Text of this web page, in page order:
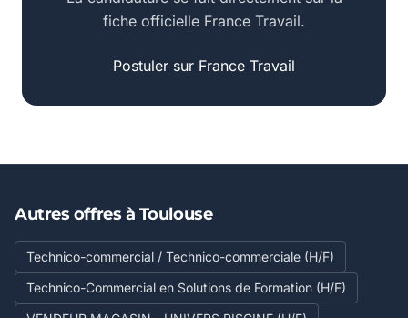
fiche officielle France Travail.
Postuler sur France Travail
Autres offres à Toulouse
Technico-commercial / Technico-commerciale (H/F)
Technico-Commercial en Solutions de Formation (H/F)